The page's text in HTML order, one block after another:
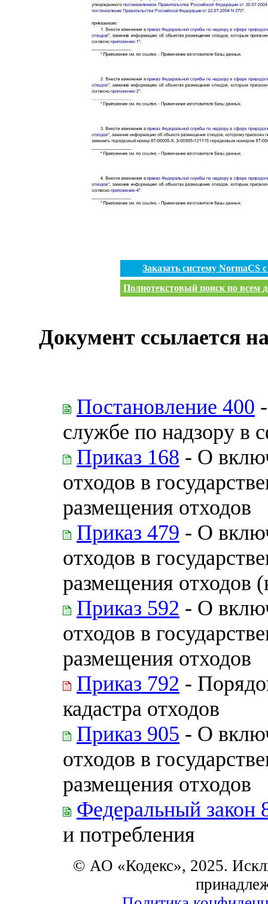
Заказать систему
Полнотекстовый поиск по всем
Документ ссылается
Постановление 400
службе по надзору в
Приказ 168 - О
отходов в
размещения отходов
Приказ 479 - О
отходов в
размещения отходов
Приказ 592 - О
отходов в
размещения отходов
Приказ 792 -
кадастра отходов
Приказ 905 - О
отходов в
размещения отходов
Федеральный закон
и потребления
© АО «Кодекс», 2025.